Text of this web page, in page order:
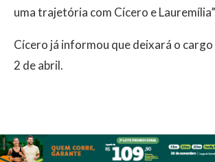
uma trajetória com Cícero e
Cícero já informou que deixará o
2 de abril.